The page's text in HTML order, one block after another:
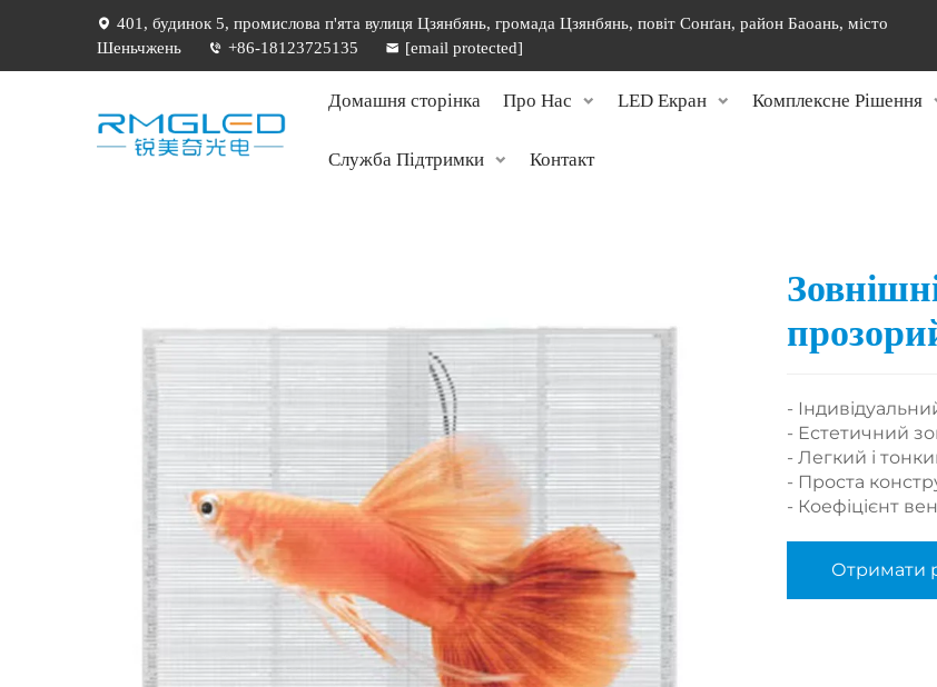
401, будинок 5, промислова п'ята вулиця Цзянбянь, громада Цзянбянь, повіт Сонґан, район Баоань, місто
Шеньчжень
+86-18123725135 [email protected]
Домашня сторінка Про Нас LED Екран Комплексне Рішення
Служба Підтримки Контакт
-
- Естетичний
- Легкий і
- Проста
- Коефіцієнт
Отримати